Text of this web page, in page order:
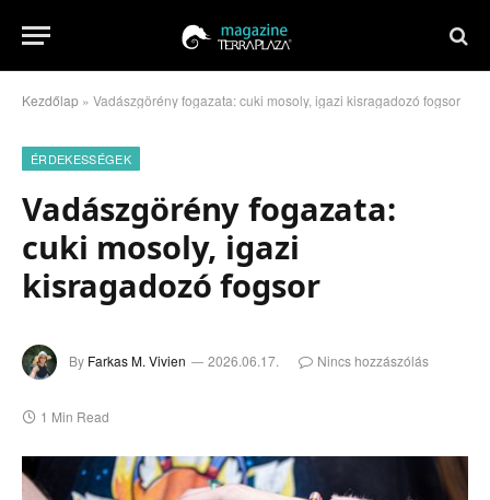
Kezdőlap » Vadászgörény fogazata: cuki mosoly, igazi kisragadozó fogsor
ÉRDEKESSÉGEK
Vadászgörény fogazata:
cuki mosoly, igazi
kisragadozó fogsor
By Farkas M. Vivien 2026.06.17. Nincs hozzászólás
1 Min Read